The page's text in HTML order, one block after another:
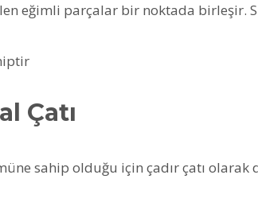
eğimli parçalar bir noktada birleşir.
Çatı
sahip olduğu için çadır çatı